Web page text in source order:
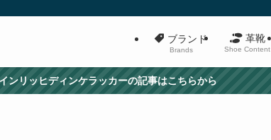
ブランド
Brands
革靴
Shoe Content
ンリッヒディンケラッカーの記事はこちらから